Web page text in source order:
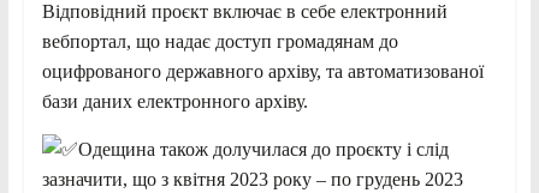
Відповідний проєкт включає в себе електронний
вебпортал, що надає доступ громадянам до
оцифрованого державного архіву, та автоматизованої
бази даних електронного архіву.
Одещина також долучилася до проєкту і слід
зазначити, що з квітня 2023 року – по грудень 2023